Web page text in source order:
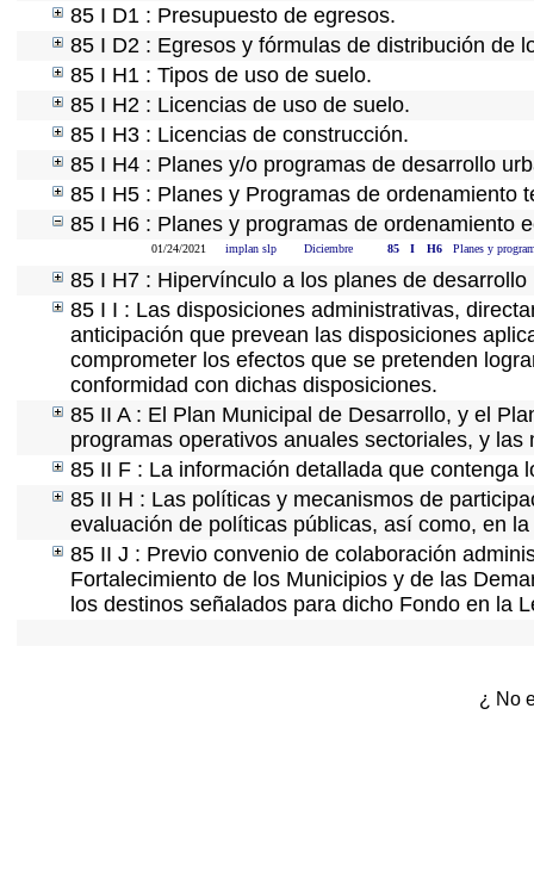
85 I D1 : Presupuesto de egresos.
85 I D2 : Egresos y fórmulas de distribución de
85 I H1 : Tipos de uso de suelo.
85 I H2 : Licencias de uso de suelo.
85 I H3 : Licencias de construcción.
85 I H4 : Planes y/o programas de desarrollo
85 I H5 : Planes y Programas de ordenamiento
85 I H6 : Planes y programas de ordenamiento
01/24/2021 implan slp Diciembre 85 I H6 Planes y
85 I H7 : Hipervínculo a los planes de desarrollo
85 I I : Las disposiciones administrativas,
anticipación que prevean las disposiciones
comprometer los efectos que se pretenden
conformidad con dichas disposiciones.
85 II A : El Plan Municipal de Desarrollo, y el
programas operativos anuales sectoriales, y
85 II F : La información detallada que contenga
85 II H : Las políticas y mecanismos de
evaluación de políticas públicas, así como, en
85 II J : Previo convenio de colaboración
Fortalecimiento de los Municipios y de las
los destinos señalados para dicho Fondo en la
¿ No